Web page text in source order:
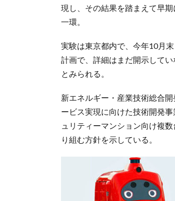
現し、その結果を踏まえて早
一環。
実験は東京都内で、今年10月
計画で、詳細はまだ開示して
とみられる。
新エネルギー・産業技術総合
ービス実現に向けた技術開発
ュリティーマンション向け複
り組む方針を示している。